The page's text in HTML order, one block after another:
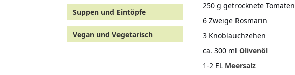
Suppen und Eintöpfe
Vegan und Vegetarisch
250 g getrocknete Tomaten
6 Zweige Rosmarin
3 Knoblauchzehen
ca. 300 ml Olivenöl
1-2 EL Meersalz